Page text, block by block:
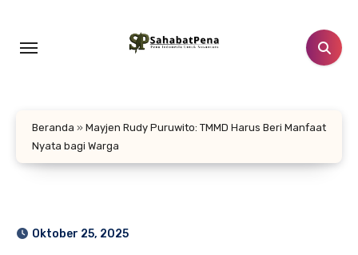
konten
Beranda » Mayjen Rudy Puruwito: TMMD Harus Beri Manfaat
Nyata bagi Warga
Oktober 25, 2025